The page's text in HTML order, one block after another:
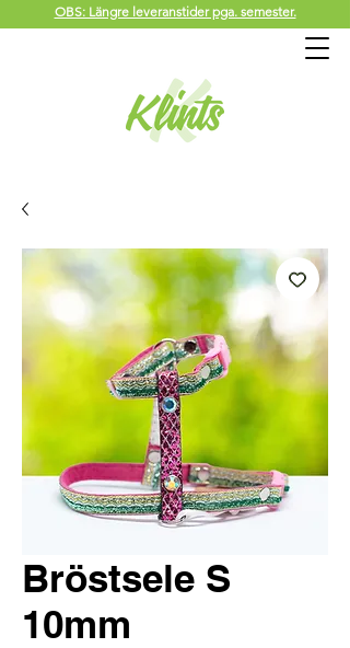
OBS: Längre leveranstider pga. semester.
Bröstsele S
10mm